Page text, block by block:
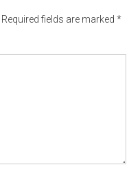
Required fields are marked*